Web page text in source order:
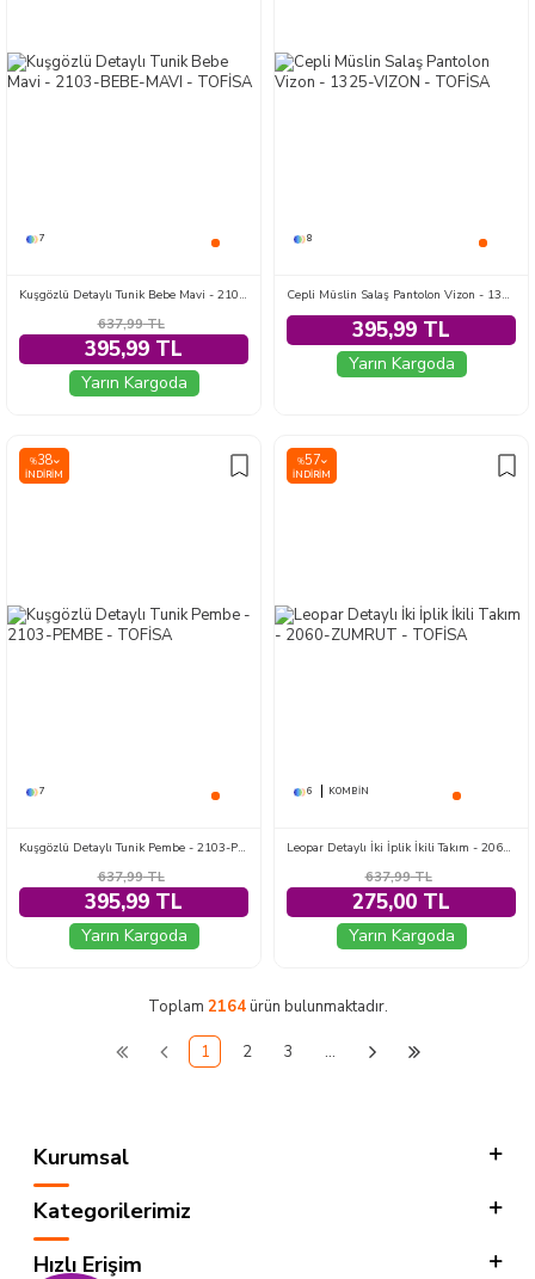
7
Kuşgözlü Detaylı Tunik Bebe Mavi - 2103-BEBE-MAVI
637,99TL
395,99 TL
Yarın Kargoda
8
Cepli Müslin Salaş Pantolon Vizon - 1325-VIZON
395,99 TL
Yarın Kargoda
%38
İNDIRIM
7
Kuşgözlü Detaylı Tunik Pembe - 2103-PEMBE
637,99TL
395,99 TL
Yarın Kargoda
%57
İNDIRIM
6 KOMBIN
Leopar Detaylı İki İplik İkili Takım - 2060-ZUMRUT
637,99TL
275,00 TL
Yarın Kargoda
Toplam 2164ürün bulunmaktadır.
1 2 3 …
Kurumsal
Kategorilerimiz
Hızlı Erişim